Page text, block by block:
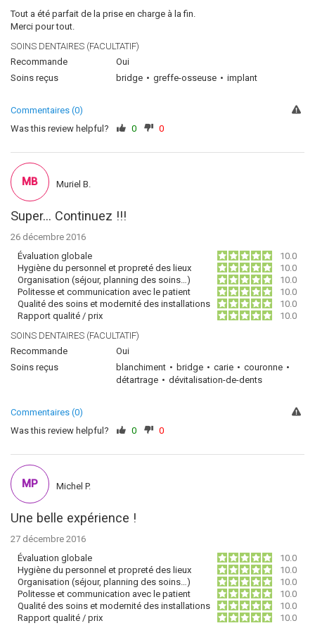
Tout a été parfait de la prise en charge à la fin.
Merci pour tout.
SOINS DENTAIRES (FACULTATIF)
Recommande
Oui
Soins reçus
bridge greffe-osseuse implant
Commentaires (0)
Was this review helpful?
0 0
Super... Continuez !!!
26 décembre 2016
Évaluation globale
10.0
Hygiène du personnel et propreté des lieux
10.0
Organisation (séjour, planning des soins…)
10.0
Politesse et communication avec le patient
10.0
Qualité des soins et modernité des installations
10.0
Rapport qualité / prix
10.0
SOINS DENTAIRES (FACULTATIF)
Recommande
Oui
Soins reçus
blanchiment bridge carie
couronne
détartrage
dévitalisation-de-dents
MB Muriel B.
Commentaires (0)
Was this review helpful?
0 0
Une belle expérience !
27 décembre 2016
Évaluation globale
10.0
Hygiène du personnel et propreté des lieux
10.0
Organisation (séjour, planning des soins…)
10.0
Politesse et communication avec le patient
10.0
Qualité des soins et modernité des installations
10.0
Rapport qualité / prix
10.0
MP Michel P.